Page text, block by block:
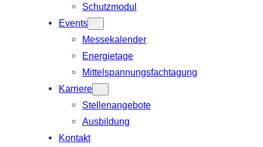
Schutzmodul
Events
Messekalender
Energietage
Mittelspannungsfachtagung
Karriere
Stellenangebote
Ausbildung
Kontakt